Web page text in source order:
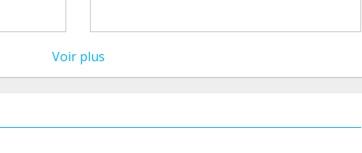
Voir plus